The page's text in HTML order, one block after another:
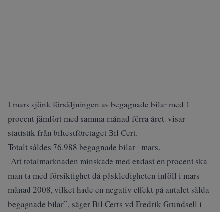
I mars sjönk försäljningen av begagnade bilar med 1
procent jämfört med samma månad förra året, visar
statistik från biltestföretaget Bil Cert.
Totalt såldes 76.988 begagnade bilar i mars.
”Att totalmarknaden minskade med endast en procent ska
man ta med försiktighet då påskledigheten inföll i mars
månad 2008, vilket hade en negativ effekt på antalet sålda
begagnade bilar”, säger Bil Certs vd Fredrik Grundsell i